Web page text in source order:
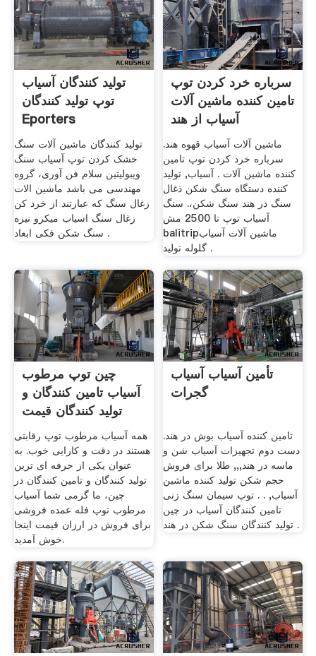
تولید کنندگان آسیاب
توپ تولید کنندگان
Eporters
تولید کنندگان ماشین آلات سنگ
خشک کردن توپ آسیاب سنگ
ویبولیتین سلام فن آوری، گروه
مهندسی می باشد ماشین الات
زغال سنگ که عبارتند از خرد کن
زغال سنگ اسیاب میکرو نیزه
سنگ شکن فکی ابعاد .
سرباره خرد کردن توپ
تامین کننده ماشین آلات
آسیاب از هند
ماشین آلات آسیاب قهوه هند.
سرباره خرد کردن توپ تامین
کننده ماشین آلات . آسیاب, تولید
کننده دستگاه سنگ شکن ذغال
سنگ در هند سنگ شکن،. سنگ
آسیاب توپ تا 2500 مش
balitripماشین آلات آسیاب
گلوله تولید .
چین توپ مرطوب
آسیاب تامین کنندگان و
تولید کنندگان قيمت
همه آسیاب مرطوب توپ رقابتی
هستند در دقت و کارایی خوب. به
عنوان یکی از حرفه ای ترین
تولید کنندگان و تامین کنندگان در
چین، ما گرمی شما آسیاب
مرطوب توپ فله عمده فروشی
برای فروش در ارزان قیمت اینجا
خوش آمدید.
تأمین آسیاب آسیاب
گجرات
تامین کننده آسیاب بوش در هند.
دست دوم تجهیزات آسیاب شن و
ماسه در هند,,, طلا برای فروش
حجم شکن تولید کننده ماشین
آسیاب, . . توپ سیمان سنگ زنی
تامین کنندگان آسیاب در چین
تولید کنندگان سنگ شکن در هند .